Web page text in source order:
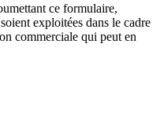
ce formulaire,
exploitées dans le cadre
commerciale qui peut en